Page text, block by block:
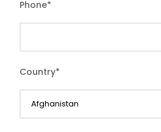
Phone*
Country*